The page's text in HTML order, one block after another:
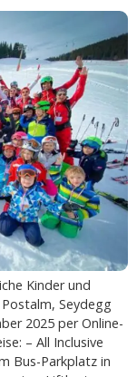
Kinder und
Postalm, Seydegg
2025 per Online-
– All Inclusive
Bus-Parkplatz in